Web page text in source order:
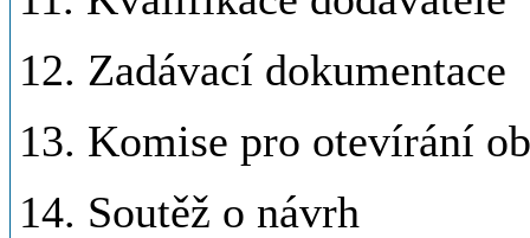
12. Zadávací dokumentace
13. Komise pro otevírání
14. Soutěž o návrh